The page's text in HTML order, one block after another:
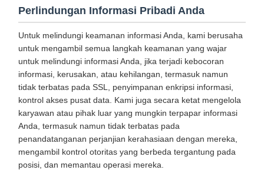
Perlindungan Informasi Pribadi Anda
Untuk melindungi keamanan informasi Anda, kami berusaha
untuk mengambil semua langkah keamanan yang wajar
untuk melindungi informasi Anda, jika terjadi kebocoran
informasi, kerusakan, atau kehilangan, termasuk namun
tidak terbatas pada SSL, penyimpanan enkripsi informasi,
kontrol akses pusat data. Kami juga secara ketat mengelola
karyawan atau pihak luar yang mungkin terpapar informasi
Anda, termasuk namun tidak terbatas pada
penandatanganan perjanjian kerahasiaan dengan mereka,
mengambil kontrol otoritas yang berbeda tergantung pada
posisi, dan memantau operasi mereka.